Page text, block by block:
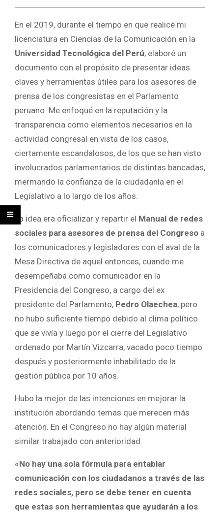
En el 2019, durante el tiempo en que realicé mi
licenciatura en Ciencias de la Comunicación en la
Universidad Tecnológica del Perú, elaboré un
documento con el propósito de presentar ideas
claves y herramientas útiles para los asesores de
prensa de los congresistas en el Parlamento
peruano. Me enfoqué en la reputación y la
transparencia como elementos necesarios en la
actividad congresal en vista de los casos,
ciertamente escandalosos, de los que se han visto
involucrados parlamentarios de distintas bancadas,
mermando la confianza de la ciudadanía en el
Legislativo a lo largo de los años.
La idea era oficializar y repartir el Manual de redes
sociales para asesores de prensa del Congreso a
los comunicadores y legisladores con el aval de la
Mesa Directiva de aquel entonces, cuando me
desempeñaba como comunicador en la
Presidencia del Congreso, a cargo del ex
presidente del Parlamento, Pedro Olaechea, pero
no hubo suficiente tiempo debido al clima político
que se vivía y luego por el cierre del Legislativo
ordenado por Martín Vizcarra, vacado poco tiempo
después y posteriormente inhabilitado de la
gestión pública por 10 años.
Hubo la mejor de las intenciones en mejorar la
institución abordando temas que merecen más
atención. En el Congreso no hay algún material
similar trabajado con anterioridad.
«No hay una sola fórmula para entablar
comunicación con los ciudadanos a través de las
redes sociales, pero se debe tener en cuenta
que estas son herramientas que ayudarán a los